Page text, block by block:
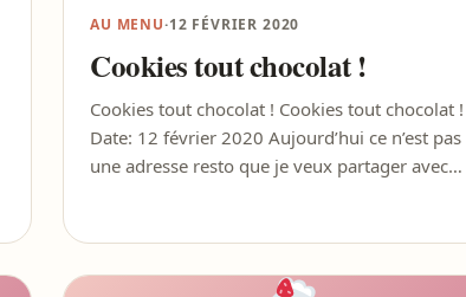
AU MENU·12 FÉVRIER 2020
Cookies tout chocolat !
Cookies tout chocolat ! Cookies tout chocolat !
Date: 12 février 2020 Aujourd’hui ce n’est pas
une adresse resto que je veux partager avec…